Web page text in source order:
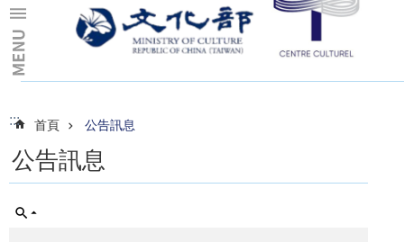
跳到主要內容區塊
:::
::: 首頁 公告訊息
公告訊息